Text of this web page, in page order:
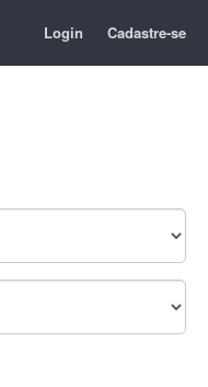
Login Cadastre-se